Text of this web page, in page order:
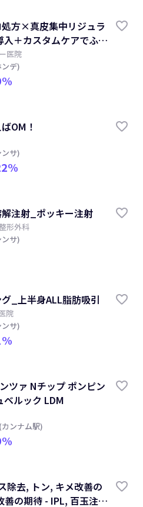
方×真皮集中リジュラ
入＋カスタムケアでふっ
医院
ンデ)
%
OM！
ンサ)
%
注射_ポッキー注射
形外科
ンサ)
_上半身ALL脂肪吸引
院
ンサ)
%
ツァ Nチップ ポンピン
ベルック LDM
カンナム駅)
%
除去, トン, キメ改善の
- IPL, 百玉注